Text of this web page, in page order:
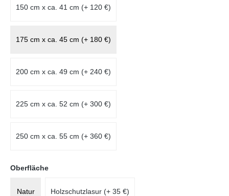
150 cm x ca. 41 cm (+ 120 €)
175 cm x ca. 45 cm (+ 180 €)
200 cm x ca. 49 cm (+ 240 €)
225 cm x ca. 52 cm (+ 300 €)
250 cm x ca. 55 cm (+ 360 €)
Oberflächeauswählen
Natur Holzschutzlasur (+ 35 €)